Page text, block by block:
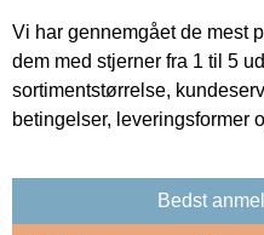
Vi har gennemgået de mest
dem med stjerner fra 1 til 5
sortimentstørrelse,
betingelser, leveringsformer
Bedst